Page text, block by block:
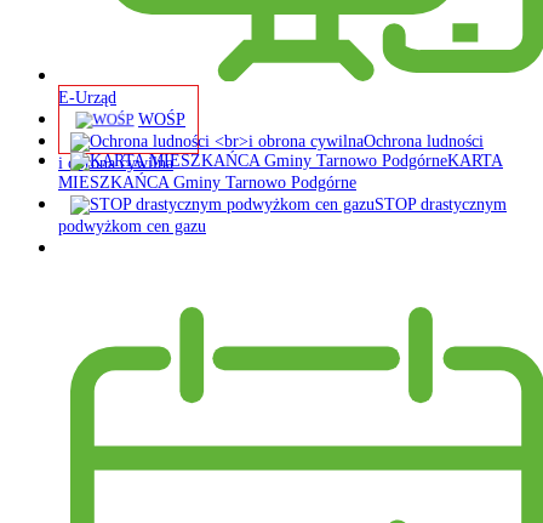
E-Urząd
WOŚP
Ochrona ludności
i obrona cywilna
KARTA
MIESZKAŃCA Gminy Tarnowo Podgórne
STOP drastycznym
podwyżkom cen gazu